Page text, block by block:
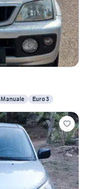
Manuale Euro 3